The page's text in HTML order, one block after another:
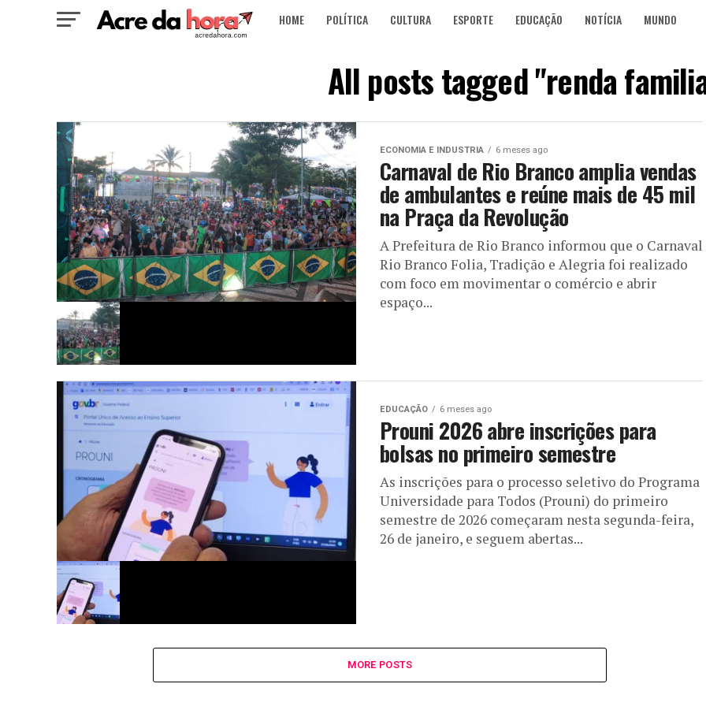
HOME POLÍTICA CULTURA ESPORTE EDUCAÇÃO NOTÍCIA MUNDO
All posts tagged "renda
ECONOMIA E INDUSTRIA 6 meses ago
Carnaval de Rio Branco amplia vendas
de ambulantes e reúne mais de 45 mil
na Praça da Revolução
A Prefeitura de Rio Branco informou que o Carnaval
Rio Branco Folia, Tradição e Alegria foi realizado
com foco em movimentar o comércio e abrir
espaço...
EDUCAÇÃO 6 meses ago
Prouni 2026 abre inscrições para
bolsas no primeiro semestre
As inscrições para o processo seletivo do Programa
Universidade para Todos (Prouni) do primeiro
semestre de 2026 começaram nesta segunda-feira,
26 de janeiro, e seguem abertas...
MORE POSTS